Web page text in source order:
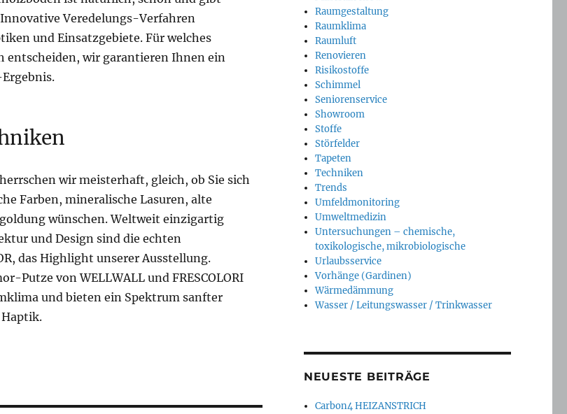
Veredelungs-Verfahren
und Einsatzgebiete. Für welches
entscheiden, wir garantieren Ihnen ein
wir meisterhaft, gleich, ob Sie sich
Farben, mineralische Lasuren, alte
wünschen. Weltweit einzigartig
und Design sind die echten
das Highlight unserer Ausstellung.
Putze von WELLWALL und FRESCOLORI
und bieten ein Spektrum sanfter
Raumgestaltung
Raumklima
Raumluft
Renovieren
Risikostoffe
Schimmel
Seniorenservice
Showroom
Stoffe
Störfelder
Tapeten
Techniken
Trends
Umfeldmonitoring
Umweltmedizin
Untersuchungen – chemische,
toxikologische, mikrobiologische
Urlaubsservice
Vorhänge (Gardinen)
Wärmedämmung
Wasser / Leitungswasser / Trinkwasser
NEUESTE BEITRÄGE
Carbon4 HEIZANSTRICH